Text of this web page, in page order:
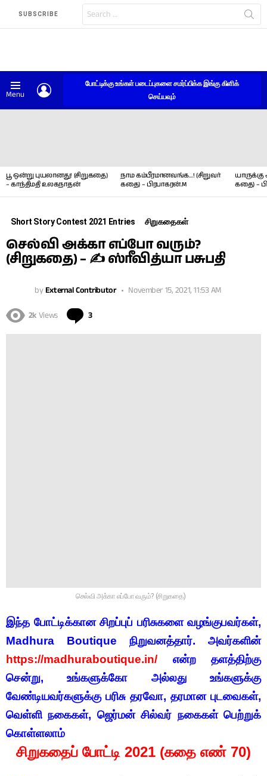
SUBSCRIBE
for:
Menu
போட்டிக்கு உங்கள் படைப்புகளை சமர்ப்பிக்க இங்கு கிளிக்
செய்யவும்
பூ ஒன்று புயலானது! (சிறுகதை)
– காந்திமதி உலகநாதன்
நாம கம்பீரமானவங்க…! (சிறுவர்
கதை) – பிரபாகரன்.M
யாருக்கு
கதை) –
Short Story Contest 2021 Entries சிறுகதைகள்
செல்வி அக்கா எப்போ வரும்?
(சிறுகதை) – ✍ ஸ்ரீவித்யா பசுபதி
byExternal Contributor November 15, 2021, 11:53 AM
2k Views 3
செல்வி அக்கா எப்போ வரும்? (சிறுகதை)
இந்த போட்டிக்கான சிறப்புப் பரிசுகளை வழங்குபவர்கள்,
Madhura Boutique நிறுவனத்தார். அவர்களின்
https://madhuraboutique.in/ என்ற தளத்திற்கு
சென்று, உங்களுக்கோ அல்லது உங்களுக்கு
வேண்டியவர்களுக்கு பரிசு தரவோ, தரமான புடவைகள்,
வெள்ளி நகைகள், ஜெர்மன் சில்வர் நகைகள் பெற்றுக்
கொள்ளலாம்
சிறுகதைப் போட்டி 2021 (கதை எண் 70)